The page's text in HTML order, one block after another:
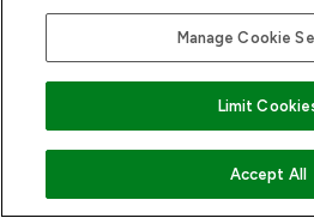
VOEG TOE AAN
Manage Cookie
Limit
Accept All